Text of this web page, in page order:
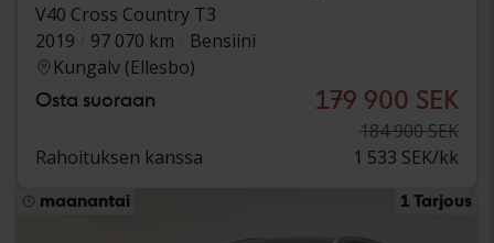
V40 Cross Country T3
2019
97 070 km
Bensiini
Kungälv (Ellesbo)
Osta suoraan 179 900 SEK
184 900 SEK
Rahoituksen kanssa
1 533 SEK/kk
maanantai 1 Tarjous